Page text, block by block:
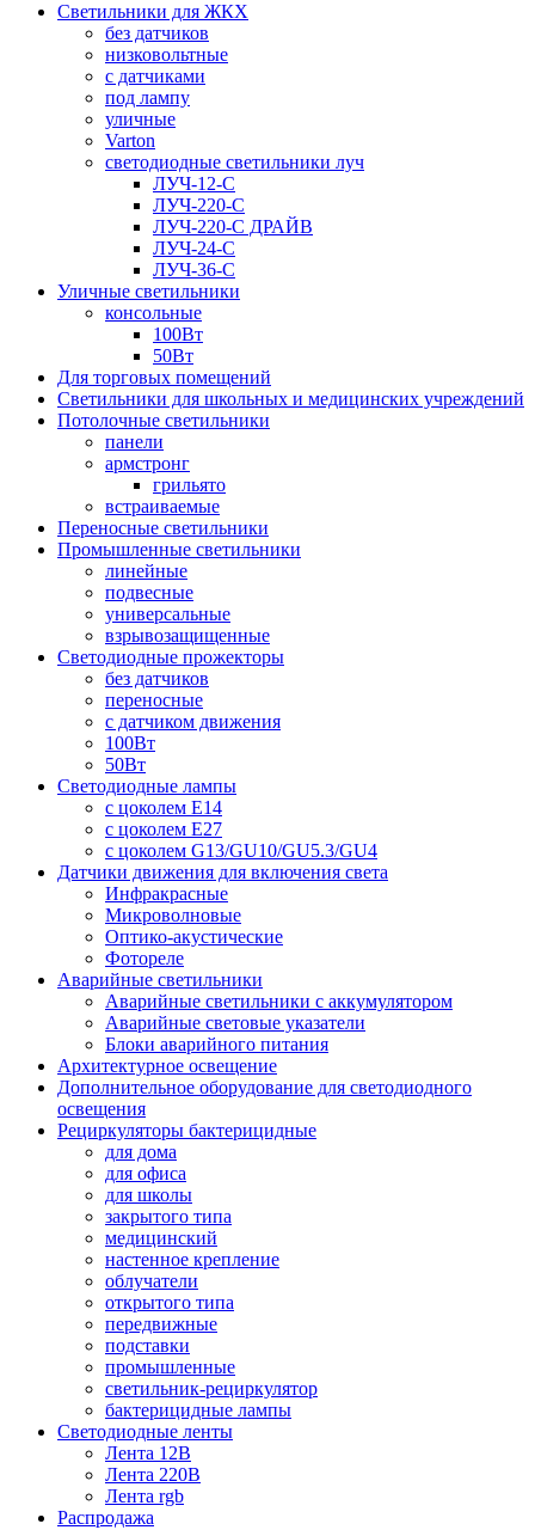
Светильники для ЖКХ
без датчиков
низковольтные
с датчиками
под лампу
уличные
Varton
светодиодные светильники луч
ЛУЧ-12-С
ЛУЧ-220-С
ЛУЧ-220-С ДРАЙВ
ЛУЧ-24-С
ЛУЧ-36-С
Уличные светильники
консольные
100Вт
50Вт
Для торговых помещений
Светильники для школьных и медицинских учреждений
Потолочные светильники
панели
армстронг
грильято
встраиваемые
Переносные светильники
Промышленные светильники
линейные
подвесные
универсальные
взрывозащищенные
Светодиодные прожекторы
без датчиков
переносные
с датчиком движения
100Вт
50Вт
Светодиодные лампы
с цоколем E14
с цоколем E27
с цоколем G13/GU10/GU5.3/GU4
Датчики движения для включения света
Инфракрасные
Микроволновые
Оптико-акустические
Фотореле
Аварийные светильники
Аварийные светильники с аккумулятором
Аварийные световые указатели
Блоки аварийного питания
Архитектурное освещение
Дополнительное оборудование для светодиодного
освещения
Рециркуляторы бактерицидные
для дома
для офиса
для школы
закрытого типа
медицинский
настенное крепление
облучатели
открытого типа
передвижные
подставки
промышленные
светильник-рециркулятор
бактерицидные лампы
Светодиодные ленты
Лента 12В
Лента 220В
Лента rgb
Распродажа